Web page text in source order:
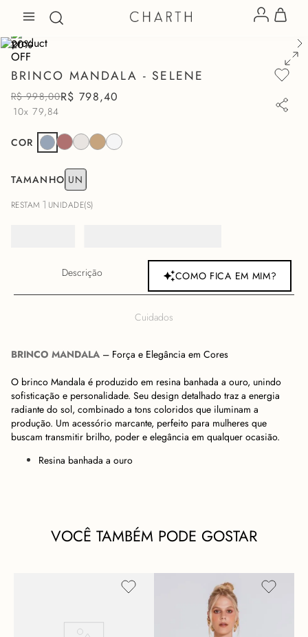
BRINCO MANDALA - SELENE
R$ 998,00R$ 798,40
10x79,84
COR
TAMANHO UN
RESTAM 1 UNIDADE(S)
Descrição COMO FICA EM MIM?
Cuidados
BRINCO MANDALA – Força e Elegância em Cores
O brinco Mandala é produzido em resina banhada a ouro, unindo
sofisticação e personalidade. Seu design detalhado traz a energia
radiante do sol, combinado a tons coloridos que iluminam a
produção. Um acessório marcante, perfeito para mulheres que
buscam transmitir brilho, poder e elegância em qualquer ocasião.
Resina banhada a ouro
VOCÊ TAMBÉM PODE GOSTAR